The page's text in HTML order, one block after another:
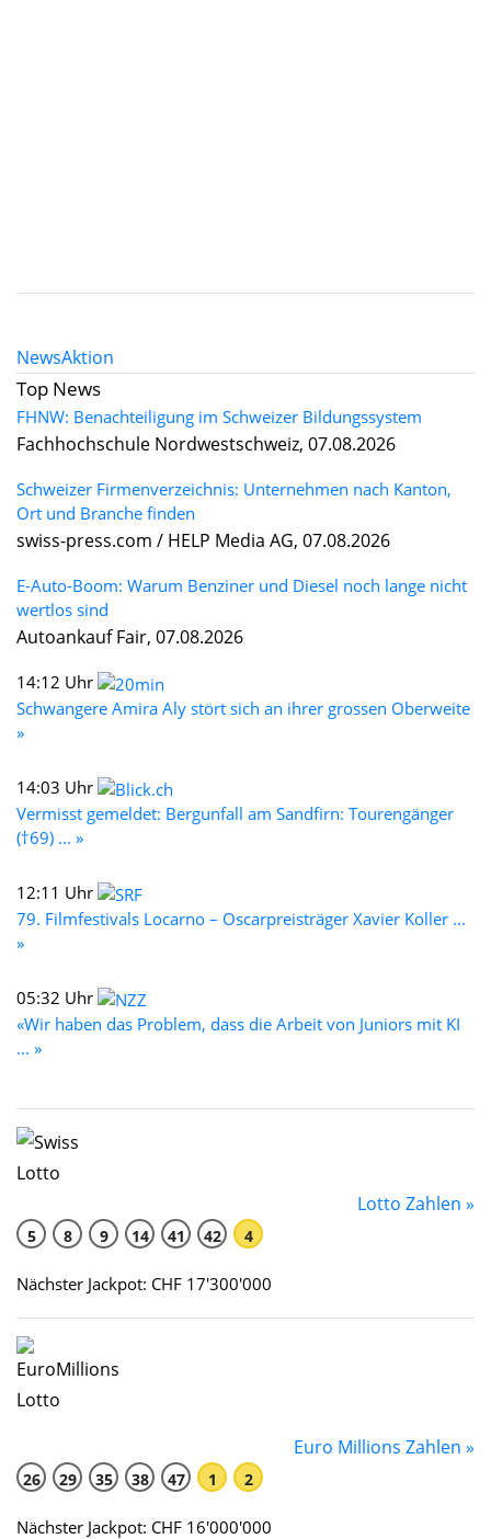
NewsAktion
Top News
FHNW: Benachteiligung im Schweizer Bildungssystem
Fachhochschule Nordwestschweiz, 07.08.2026
Schweizer Firmenverzeichnis: Unternehmen nach Kanton,
Ort und Branche finden
swiss-press.com / HELP Media AG, 07.08.2026
E-Auto-Boom: Warum Benziner und Diesel noch lange nicht
wertlos sind
Autoankauf Fair, 07.08.2026
14:12 Uhr
Schwangere Amira Aly stört sich an ihrer grossen Oberweite
»
14:03 Uhr
Vermisst gemeldet: Bergunfall am Sandfirn: Tourengänger
(†69) ... »
12:11 Uhr
79. Filmfestivals Locarno – Oscarpreisträger Xavier Koller ...
»
05:32 Uhr
«Wir haben das Problem, dass die Arbeit von Juniors mit KI
... »
Lotto Zahlen »
5 8 9 14 41 42 4
Nächster Jackpot: CHF 17'300'000
Euro Millions Zahlen »
26 29 35 38 47 1 2
Nächster Jackpot: CHF 16'000'000